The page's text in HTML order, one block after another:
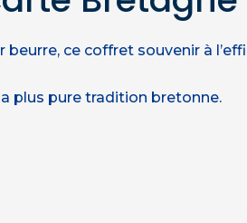
ce coffret souvenir à
plus pure tradition bretonne.